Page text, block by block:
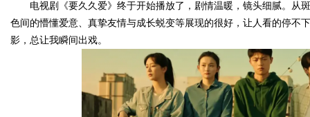
Bo
电视剧《要久久爱》终于开始播放了，剧情温暖，镜头细腻。从
色间的懵懂爱意、真挚友情与成长蜕变等展现的很好，让人看的停不
影，总让我瞬间出戏。